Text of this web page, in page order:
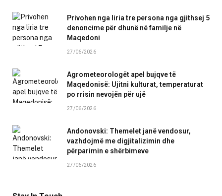
Privohen nga liria tre persona nga gjithsej 5
denoncime për dhunë në familje në
Maqedoni
27/06/2026
Agrometeorologët apel bujqve të
Maqedonisë: Ujitni kulturat, temperaturat
po rrisin nevojën për ujë
27/06/2026
Andonovski: Themelet janë vendosur,
vazhdojmë me digjitalizimin dhe
përparimin e shërbimeve
27/06/2026